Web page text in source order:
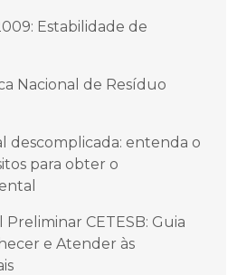
Estabilidade de
Nacional de Resíduo
descomplicada: entenda o
para obter o
CETESB: Guia
e Atender às